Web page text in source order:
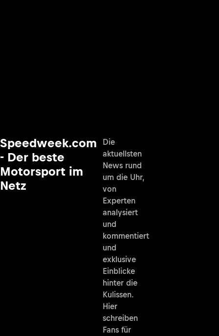
Speedweek.com
- Der beste
Motorsport im
Netz
Die
aktuellsten
News rund
um die Uhr,
von
Experten
analysiert
und
kommentiert
und
exklusive
Einblicke
hinter die
Kulissen.
Hier
schreiben
Fans für